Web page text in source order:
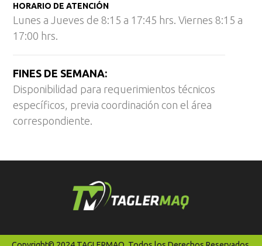
HORARIO DE ATENCIÓN
Lunes a Jueves de 8:15 a 17:45 hrs. Viernes 8:15 a
17:00 hrs.
FINES DE SEMANA:
Disponibilidad para requerimientos técnicos
específicos, previa coordinación con el área
correspondiente.